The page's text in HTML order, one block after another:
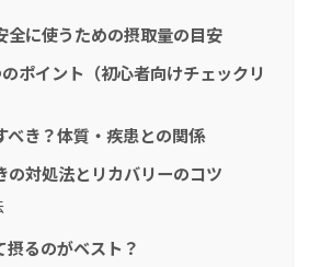
全に使うための摂取量の目安
ポイント（初心者向けチェックリ
べき？体質・疾患との関係
の対処法とリカバリーのコツ
摂るのがベスト？